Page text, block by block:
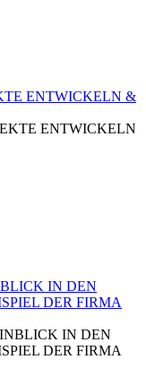
ENTWICKELN &
IN DEN
DER FIRMA